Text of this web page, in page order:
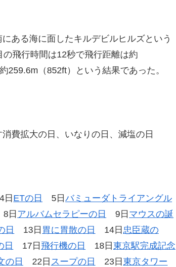
ある海に面したキルデビルヒルズという
飛行時間は12秒で飛行距離は約
259.6m（852ft）という結果であった。
費拡大の日、いなりの日、減塩の日
ETの日 5日バミューダトライアングル
8日 アルバムセラピーの日 9日 マウスの誕
日 13日 胃に胃散の日 14日 忠臣蔵の
日 17日飛行機の日 18日東京駅完成記念
の日 22日 スープの日 23日東京タワー